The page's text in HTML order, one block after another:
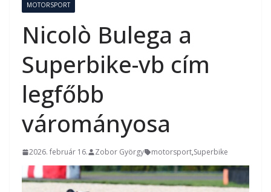
MOTORSPORT
Nicolò Bulega a
Superbike-vb cím
legfőbb
várományosa
2026. február 16. Zobor György motorsport,Superbike